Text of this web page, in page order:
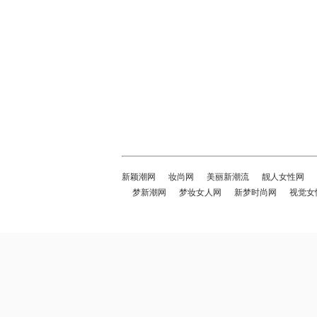
新颖潮网 妆尚网 美丽新潮流
靓人女性网
梦新潮网
梦妆女人网 新梦时尚网 视觉女